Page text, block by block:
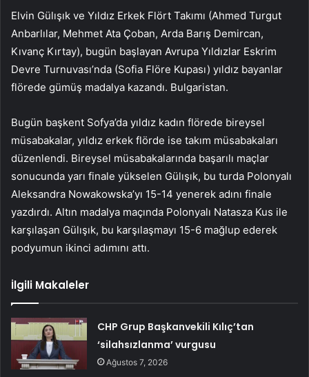
Elvin Gülışık ve Yıldız Erkek Flört Takımı (Ahmed Turgut
Anbarlılar, Mehmet Ata Çoban, Arda Barış Demircan,
Kıvanç Kırtay), bugün başlayan Avrupa Yıldızlar Eskrim
Devre Turnuvası’nda (Sofia Flöre Kupası) yıldız bayanlar
flörede gümüş madalya kazandı. Bulgaristan.
Bugün başkent Sofya’da yıldız kadın flörede bireysel
müsabakalar, yıldız erkek flörde ise takım müsabakaları
düzenlendi. Bireysel müsabakalarında başarılı maçlar
sonucunda yarı finale yükselen Gülışık, bu turda Polonyalı
Aleksandra Nowakowska’yı 15-14 yenerek adını finale
yazdırdı. Altın madalya maçında Polonyalı Natasza Kus ile
karşılaşan Gülışık, bu karşılaşmayı 15-6 mağlup ederek
podyumun ikinci adımını attı.
İlgili Makaleler
CHP Grup Başkanvekili Kılıç’tan
‘silahsızlanma’ vurgusu
Ağustos 7, 2026